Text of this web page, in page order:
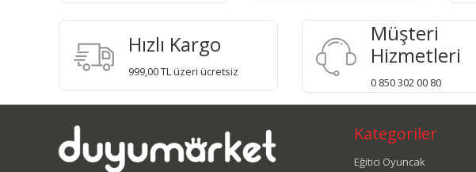
Hızlı Kargo
999,00 TL üzeri ücretsiz
Müşteri
Hizmetleri
0 850 302 00 80
Kategoriler
Eğitici Oyuncak